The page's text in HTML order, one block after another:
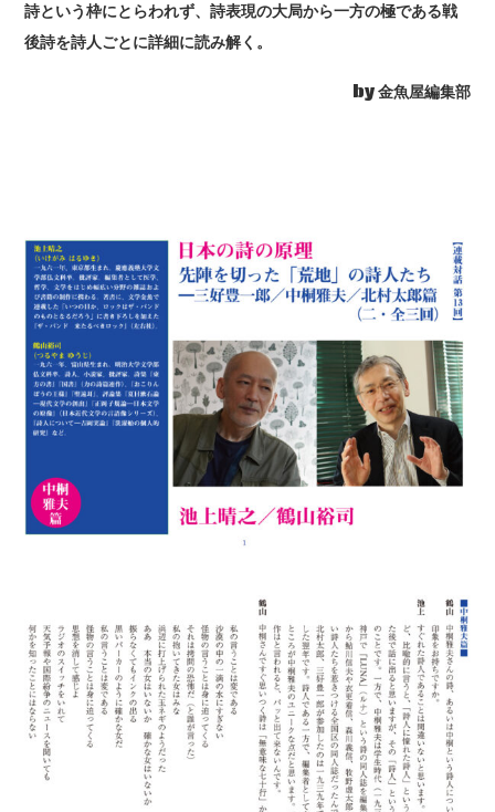
詩という枠にとらわれず、詩表現の大局から一方の極である戦
後詩を詩人ごとに詳細に読み解く。
by 金魚屋編集部